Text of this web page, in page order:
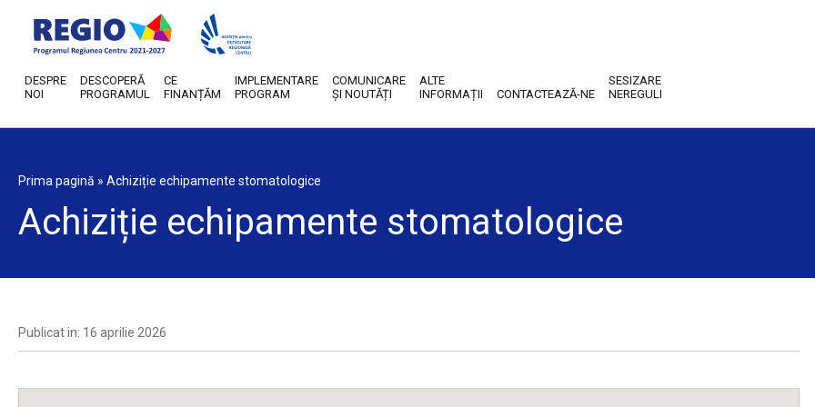
DESPRE
NOI
DESCOPERĂ
PROGRAMUL
CE
FINANȚĂM
IMPLEMENTARE
PROGRAM
COMUNICARE
ȘI NOUTĂȚI
ALTE
INFORMAȚII
CONTACTEAZĂ-NE
SESIZARE
NEREGULI
Prima pagină » Achiziție echipamente stomatologice
Achiziție echipamente stomatologice
Publicat in: 16 aprilie 2026